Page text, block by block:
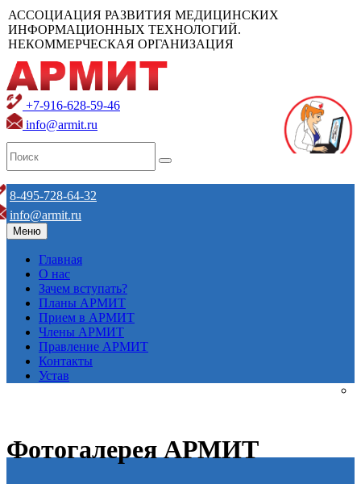
АССОЦИАЦИЯ РАЗВИТИЯ МЕДИЦИНСКИХ
ИНФОРМАЦИОННЫХ ТЕХНОЛОГИЙ.
НЕКОММЕРЧЕСКАЯ ОРГАНИЗАЦИЯ
+7-916-628-59-46
info@armit.ru
8-495-728-64-32
info@armit.ru
Меню
Главная
О нас
Зачем вступать?
Планы АРМИТ
Прием в АРМИТ
Члены АРМИТ
Правление АРМИТ
Контакты
Устав
Фотогалерея АРМИТ